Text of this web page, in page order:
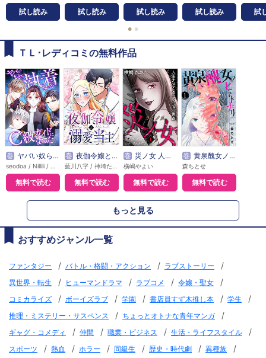
試し読み 試し読み 試し読み 試し読み 試
● ●
ＴＬ･レディコミの無料作品
巻 ヤバい奴らに執着されるC級ガイドになった【タテヨミ】
無料で読む
巻 夜伽令嬢と溺愛当主【タテヨミ】
無料で読む
巻 災ノ女 人生ナメてるカノジョの末路【モノクロ版】
横嶋やよい
無料で読む
巻 黄泉醜女ノヒトトナリ【モノクロ版】
森ちとせ
無料で読む
もっと見る
おすすめジャンル一覧
ファンタジー / バトル・格闘・アクション / ラブストーリー /
異世界・転生 / ヒューマンドラマ / ラブコメ / 令嬢・聖女 /
コミカライズ / ボーイズラブ / 学園 / 書店員すず木推し本 / 学生 /
推理・ミステリー・サスペンス / ちょっとオトナな青年マンガ /
ギャグ・コメディ / 仲間 / 職業・ビジネス / 生活・ライフスタイル /
スポーツ / 熱血 / ホラー / 同級生 / 歴史・時代劇 / 異種族 /